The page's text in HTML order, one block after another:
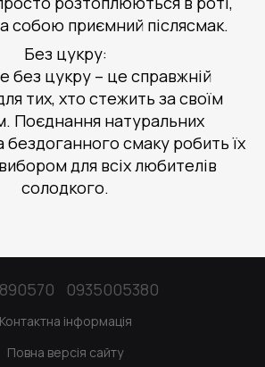
собою приємний післясмак.
Без цукру:
без цукру – це справжній
тих, хто стежить за своїм
Поєднання натуральних
бездоганного смаку робить їх
для всіх любителів
солодкого.
0935005380
Контактна інформація
Повна версія сайту